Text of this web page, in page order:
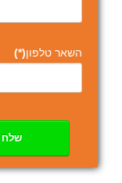
השאר טלפון(*)
שלח